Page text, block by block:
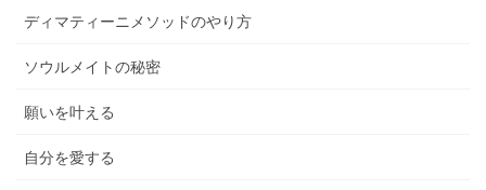
ディマティーニメソッドのやり方
ソウルメイトの秘密
願いを叶える
自分を愛する